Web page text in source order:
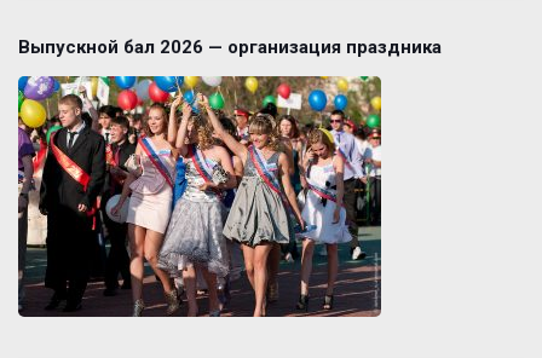
Выпускной бал 2026 — организация праздника